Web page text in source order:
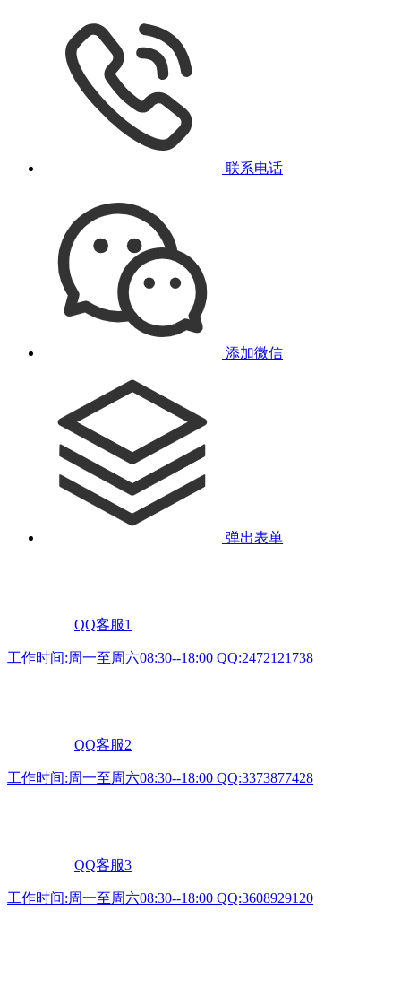
联系电话
添加微信
弹出表单
QQ客服1
工作时间:周一至周六08:30--18:00 QQ:2472121738
QQ客服2
工作时间:周一至周六08:30--18:00 QQ:3373877428
QQ客服3
工作时间:周一至周六08:30--18:00 QQ:3608929120